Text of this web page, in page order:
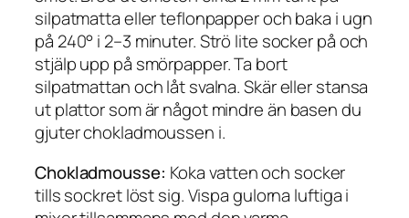
silpatmatta eller teflonpapper och baka i ugn
på 240° i 2–3 minuter. Strö lite socker på och
stjälp upp på smörpapper. Ta bort
silpatmattan och låt svalna. Skär eller stansa
ut plattor som är något mindre än basen du
gjuter chokladmoussen i.
Chokladmousse: Koka vatten och socker
tills sockret löst sig. Vispa gulorna luftiga i